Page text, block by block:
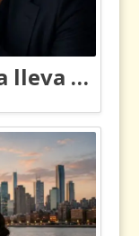
Carlos Manuel Vesga lleva el nombre de Colombia a los Emmy